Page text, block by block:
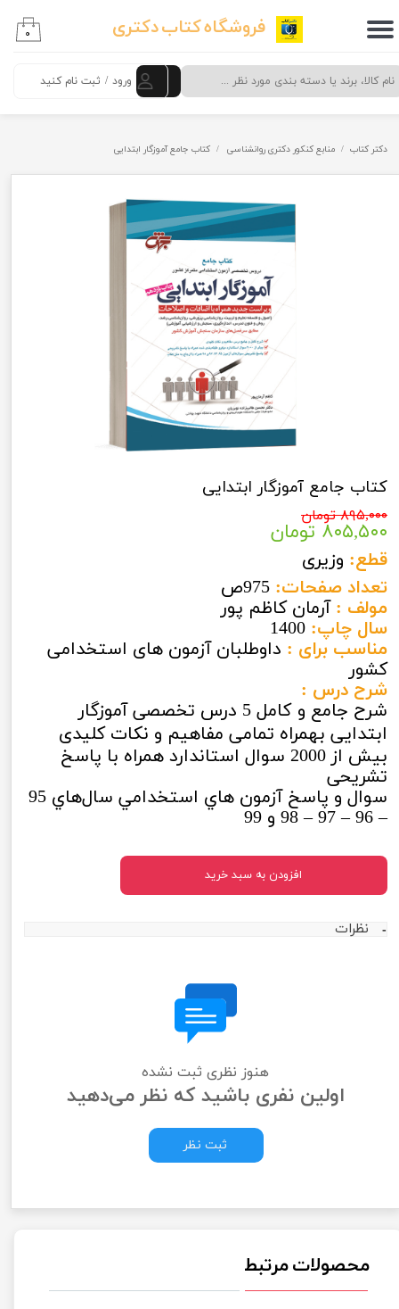
فروشگاه کتاب دکتری
ورود / ثبت نام کنید
حساب کاربری من
تغییر گذر واژه
خروج از حساب کاربری
۰
دکتر کتاب منابع کنکور دکتری روانشناسی کتاب جامع آموزگار ابتدایی
کتاب جامع آموزگار ابتدایی
۸۹۵,۰۰۰ تومان
۸۰۵,۵۰۰ تومان
قطع: وزیری
تعداد صفحات: 975ص
مولف : آرمان کاظم پور
سال چاپ: 1400
مناسب برای : داوطلبان آزمون های استخدامی
کشور
شرح درس :
شرح جامع و كامل 5 درس تخصصی آموزگار
ابتدایی بهمراه تمامی مفاهیم و نکات کلیدی
بيش از 2000 سوال استاندارد همراه با پاسخ
تشریحی
سوال و پاسخ آزمون هاي استخدامي سال‌هاي 95
– 96 – 97 – 98 و 99
افزودن به سبد خرید
نظرات
هنوز نظری ثبت نشده
اولین نفری باشید که نظر می‌دهید
ثبت نظر
محصولات مرتبط